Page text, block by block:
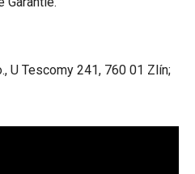
U Tescomy 241, 760 01 Zlín;